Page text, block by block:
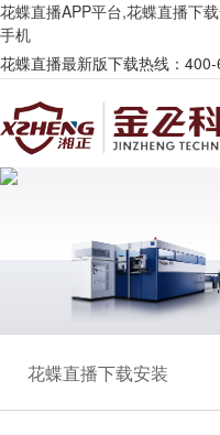
花蝶直播APP平台,花蝶直播下
手机
花蝶直播最新版下载热线：
花蝶直播下载安装